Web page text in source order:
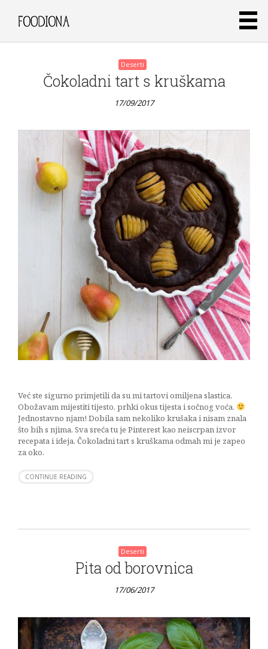
Deserti
Čokoladni tart s kruškama
17/09/2017
Već ste sigurno primjetili da su mi tartovi omiljena slastica.
Obožavam mijestiti tijesto, prhki okus tijesta i sočnog voća.
Jednostavno njam! Dobila sam nekoliko krušaka i nisam znala
što bih s njima. Sva sreća tu je Pinterest kao neiscrpan izvor
recepata i ideja. Čokoladni tart s kruškama odmah mi je zapeo
za oko.
CONTINUE READING
Deserti
Pita od borovnica
17/06/2017
Posts
navigation